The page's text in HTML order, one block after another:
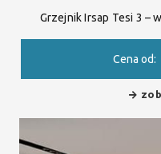
Grzejnik Irsap Tesi 3 –
Cena od: